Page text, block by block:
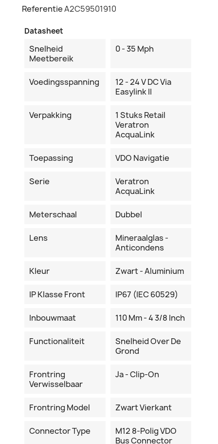
ReferentieA2C59501910
Datasheet
Snelheid
Meetbereik
0 - 35 Mph
Voedingsspanning
12 - 24 V DC Via
Easylink II
Verpakking
1 Stuks Retail
Veratron
AcquaLink
Toepassing VDO Navigatie
Serie
Veratron
AcquaLink
Meterschaal Dubbel
Lens
Mineraalglas -
Anticondens
Kleur Zwart - Aluminium
IP Klasse Front IP67 (IEC 60529)
Inbouwmaat 110 Mm - 4 3/8 Inch
Functionaliteit
Snelheid Over De
Grond
Frontring
Verwisselbaar
Ja - Clip-On
Frontring Model Zwart Vierkant
Connector Type
M12 8-Polig VDO
Bus Connector